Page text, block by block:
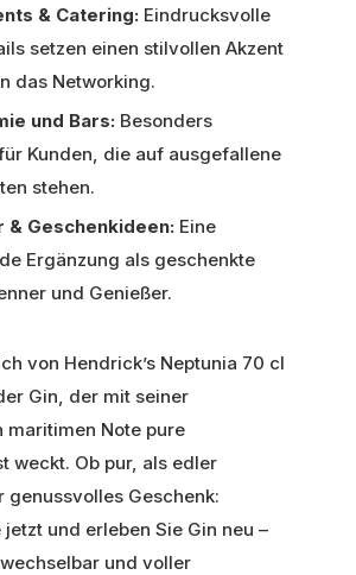
& Catering: Eindrucksvolle
setzen einen stilvollen Akzent
das Networking.
und Bars: Besonders
Kunden, die auf ausgefallene
stehen.
& Geschenkideen: Eine
Ergänzung als geschenkte
und Genießer.
von Hendrick’s Neptunia 70 cl
Gin, der mit seiner
maritimen Note pure
weckt. Ob pur, als edler
genussvolles Geschenk:
jetzt und erleben Sie Gin neu –
und voller